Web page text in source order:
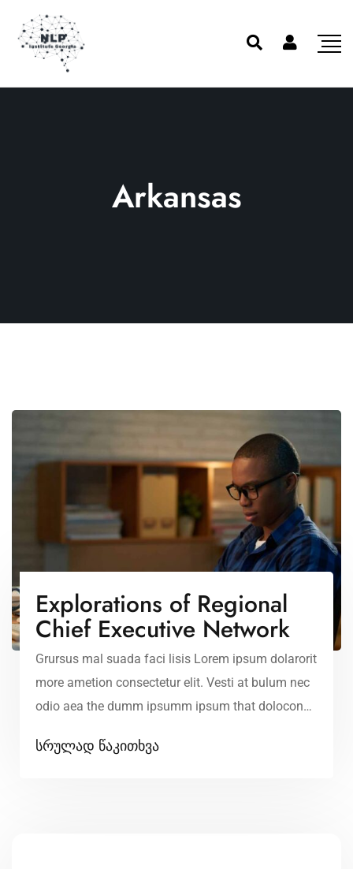
Arkansas
Explorations of Regional
Chief Executive Network
Grursus mal suada faci lisis Lorem ipsum dolarorit
more ametion consectetur elit. Vesti at bulum nec
odio aea the dumm ipsumm ipsum that dolocons
elit. All the Lorem Ipsum generators on the Internet
სრულად წაკითხვა